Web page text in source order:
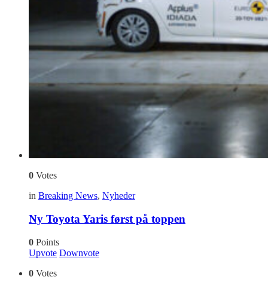
0 Votes
in Breaking News, Nyheder
Ny Toyota Yaris først på toppen
0 Points
Upvote Downvote
0 Votes